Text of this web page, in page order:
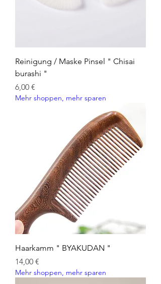
Reinigung / Maske Pinsel " Chisai
burashi "
Preis
6,00 €
Mehr shoppen, mehr sparen
Haarkamm " BYAKUDAN "
Preis
14,00 €
Mehr shoppen, mehr sparen